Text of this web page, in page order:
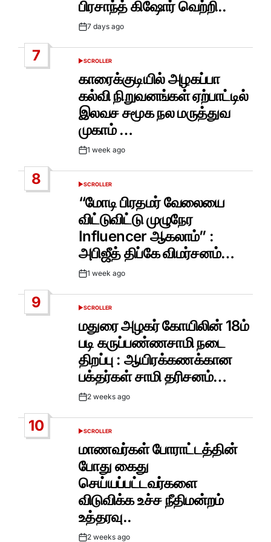
பிரசாந்த் கிஷோர் வெற்றி..
Post7 days ago
7
POSTED
SCROLLER
காரைக்குடியில் அழகப்பா
கல்வி நிறுவனங்கள் ஏற்பாட்டில்
இலவச சமூக நல மருத்துவ
முகாம் …
Post1 week ago
8
POSTED
IN
SCROLLER
“மோடி பிரதமர் வேலையை
விட்டுவிட்டு முழுநேர
Influencer ஆகலாம்” :
அபிஜீத் திப்கே விமர்சனம்…
Post1 week ago
9
POSTED
SCROLLER
மதுரை அழகர் கோயிலின் 18ம்
படி கருப்பண்ணசாமி நடை
திறப்பு : ஆயிரக்கணக்கான
பக்தர்கள் சாமி தரிசனம்…
Post2 weeks ago
10
POSTED
SCROLLER
மாணவர்கள் போராட்டத்தின்
போது கைது
செய்யப்பட்டவர்களை
விடுவிக்க உச்ச நீதிமன்றம்
உத்தரவு..
2 weeks ago